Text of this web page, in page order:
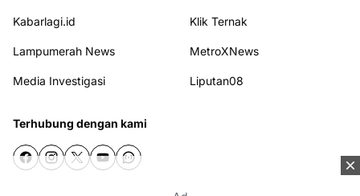
Kabarlagi.id Klik Ternak
Lampumerah News MetroXNews
Media Investigasi Liputan08
Terhubung dengan kami